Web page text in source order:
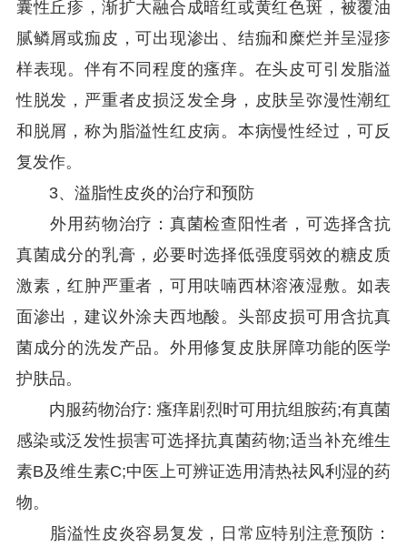
囊性丘疹，渐扩大融合成暗红或黄红色斑，被覆油
腻鳞屑或痂皮，可出现渗出、结痂和糜烂并呈湿疹
样表现。伴有不同程度的瘙痒。在头皮可引发脂溢
性脱发，严重者皮损泛发全身，皮肤呈弥漫性潮红
和脱屑，称为脂溢性红皮病。本病慢性经过，可反
复发作。
3、溢脂性皮炎的治疗和预防
外用药物治疗：真菌检查阳性者，可选择含抗
真菌成分的乳膏，必要时选择低强度弱效的糖皮质
激素，红肿严重者，可用呋喃西林溶液湿敷。如表
面渗出，建议外涂夫西地酸。头部皮损可用含抗真
菌成分的洗发产品。外用修复皮肤屏障功能的医学
护肤品。
内服药物治疗: 瘙痒剧烈时可用抗组胺药;有真菌
感染或泛发性损害可选择抗真菌药物;适当补充维生
素B及维生素C;中医上可辨证选用清热祛风利湿的药
物。
脂溢性皮炎容易复发，日常应特别注意预防：